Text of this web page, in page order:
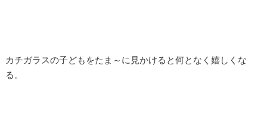
カチガラスの子どもをたま～に見かけると何となく嬉しくな
る。